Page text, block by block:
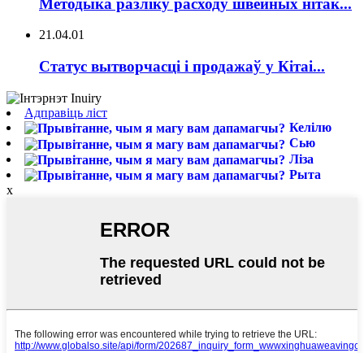
Методыка разліку расходу швейных нітак...
21.04.01
Статус вытворчасці і продажаў у Кітаі...
Адправіць ліст
Келілю
Сью
Ліза
Рыта
x